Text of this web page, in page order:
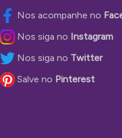
Nos acompanhe no
Nos siga no Instagram
Nos siga no Twitter
Salve no Pinterest